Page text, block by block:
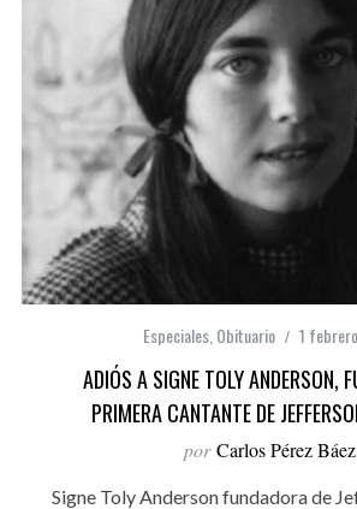
Especiales, Obituario 1
ADIÓS A SIGNE TOLY ANDERSON,
PRIMERA CANTANTE DE
por Carlos Pérez Báez
Signe Toly Anderson fundadora de